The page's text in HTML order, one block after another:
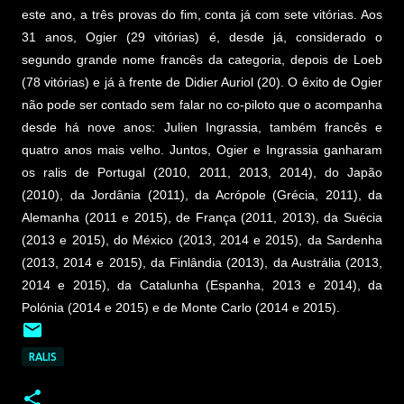
este ano, a três provas do fim, conta já com sete vitórias. Aos
31 anos, Ogier (29 vitórias) é, desde já, considerado o
segundo grande nome francês da categoria, depois de Loeb
(78 vitórias) e já à frente de Didier Auriol (20). O êxito de Ogier
não pode ser contado sem falar no co-piloto que o acompanha
desde há nove anos: Julien Ingrassia, também francês e
quatro anos mais velho. Juntos, Ogier e Ingrassia ganharam
os ralis de Portugal (2010, 2011, 2013, 2014), do Japão
(2010), da Jordânia (2011), da Acrópole (Grécia, 2011), da
Alemanha (2011 e 2015), de França (2011, 2013), da Suécia
(2013 e 2015), do México (2013, 2014 e 2015), da Sardenha
(2013, 2014 e 2015), da Finlândia (2013), da Austrália (2013,
2014 e 2015), da Catalunha (Espanha, 2013 e 2014), da
Polónia (2014 e 2015) e de Monte Carlo (2014 e 2015).
RALIS